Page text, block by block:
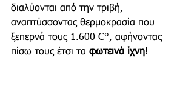
διαλύονται από την τριβή,
αναπτύσσοντας θερμοκρασία που
ξεπερνά τους 1.600 C°, αφήνοντας
πίσω τους έτσι τα φωτεινά ίχνη!